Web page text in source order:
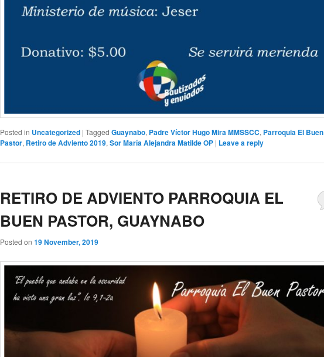
Posted in Uncategorized | Tagged Guaynabo, Padre Víctor Hugo Mira MMSSCC, Parroquia El Buen
Pastor, Retiro de Adviento 2019, Sor María Alejandra Matilde OP | Leave a reply
RETIRO DE ADVIENTO PARROQUIA EL
BUEN PASTOR, GUAYNABO
Posted on 19 November, 2019